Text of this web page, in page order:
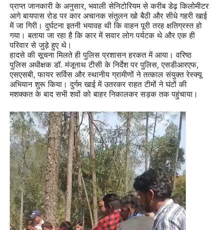
प्राप्त जानकारी के अनुसार, भवाली सेनिटोरियम से करीब डेढ़ किलोमीटर
आगे बायपास रोड पर कार अचानक संतुलन खो बैठी और सीधे गहरी खाई
में जा गिरी। दुर्घटना इतनी भयावह थी कि वाहन पूरी तरह क्षतिग्रस्त हो
गया। बताया जा रहा है कि कार में सवार लोग पर्यटक थे और एक ही
परिवार से जुड़े हुए थे।
हादसे की सूचना मिलते ही पुलिस प्रशासन हरकत में आया। वरिष्ठ
पुलिस अधीक्षक डॉ. मंजूनाथ टीसी के निर्देश पर पुलिस, एसडीआरएफ,
एसएसबी, फायर सर्विस और स्थानीय ग्रामीणों ने तत्काल संयुक्त रेस्क्यू
अभियान शुरू किया। दुर्गम खाई में उतरकर राहत टीमों ने घंटों की
मशक्कत के बाद सभी शवों को बाहर निकालकर सड़क तक पहुंचाया।
Video
Player